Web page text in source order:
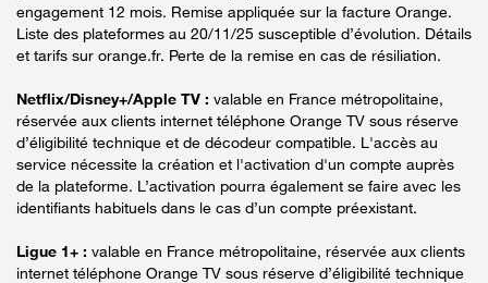
engagement 12 mois. Remise appliquée sur la facture Orange.
Liste des plateformes au 20/11/25 susceptible d’évolution. Détails
et tarifs sur orange.fr. Perte de la remise en cas de résiliation.
Netflix/Disney+/Apple TV : valable en France métropolitaine,
réservée aux clients internet téléphone Orange TV sous réserve
d’éligibilité technique et de décodeur compatible. L'accès au
service nécessite la création et l'activation d'un compte auprès
de la plateforme. L’activation pourra également se faire avec les
identifiants habituels dans le cas d’un compte préexistant.
Ligue 1+ : valable en France métropolitaine, réservée aux clients
internet téléphone Orange TV sous réserve d’éligibilité technique